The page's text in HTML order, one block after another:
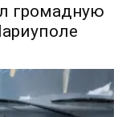
громадную